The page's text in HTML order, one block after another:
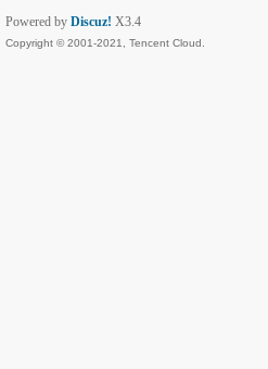
Powered by Discuz! X3.4
Copyright © 2001-2021, Tencent Cloud.